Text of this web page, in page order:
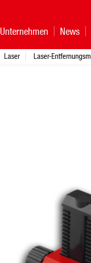
Unternehmen News
Laser Laser-